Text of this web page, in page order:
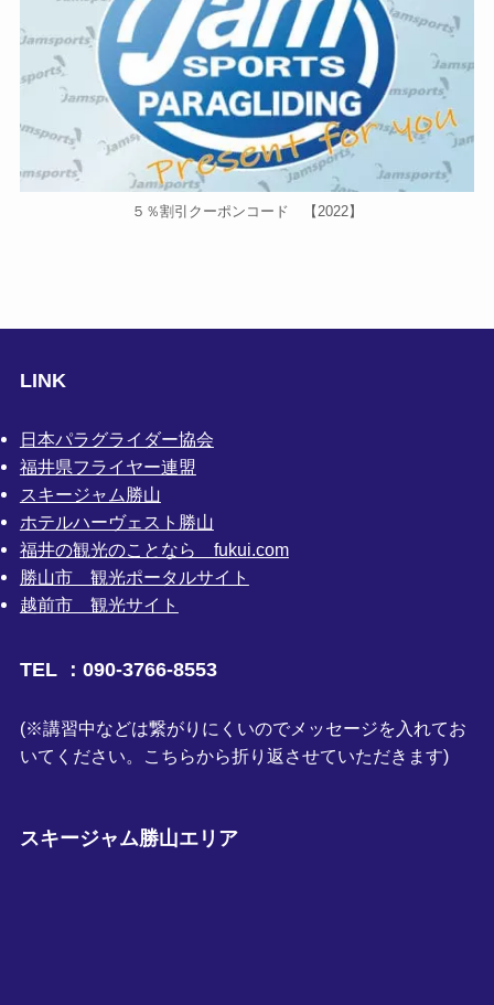
５％割引クーポンコード 【2022】
LINK
日本パラグライダー協会
福井県フライヤー連盟
スキージャム勝山
ホテルハーヴェスト勝山
福井の観光のことなら fukui.com
勝山市 観光ポータルサイト
越前市 観光サイト
TEL ：090-3766-8553
(※講習中などは繋がりにくいのでメッセージを入れてお
いてください。こちらから折り返させていただきます)
スキージャム勝山エリア